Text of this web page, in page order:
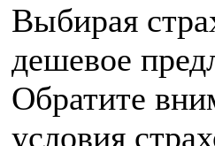
Выбирая
дешевое
Обратите
условия